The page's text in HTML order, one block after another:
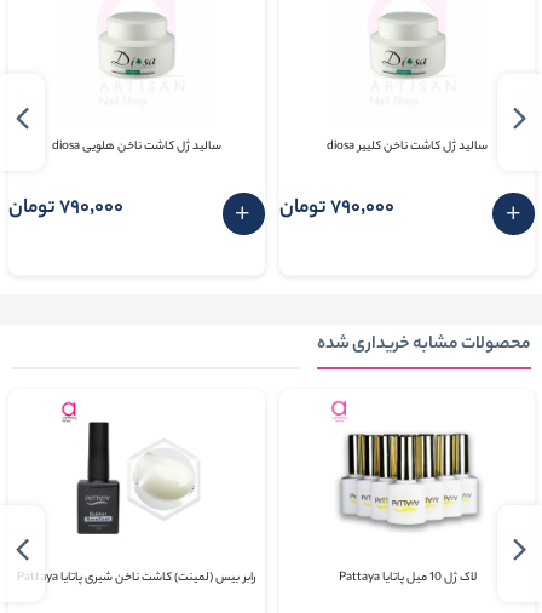
سالید ژل کاشت ناخن کلییر diosa
790٬000 تومان
سالید ژل کاشت ناخن هلویی diosa
790٬000 تومان
محصولات مشابه خریداری شده
لاک ژل 10 میل پاتایا Pattaya رابر بیس (لمینت) کاشت ناخن شیری پاتايا Pattaya